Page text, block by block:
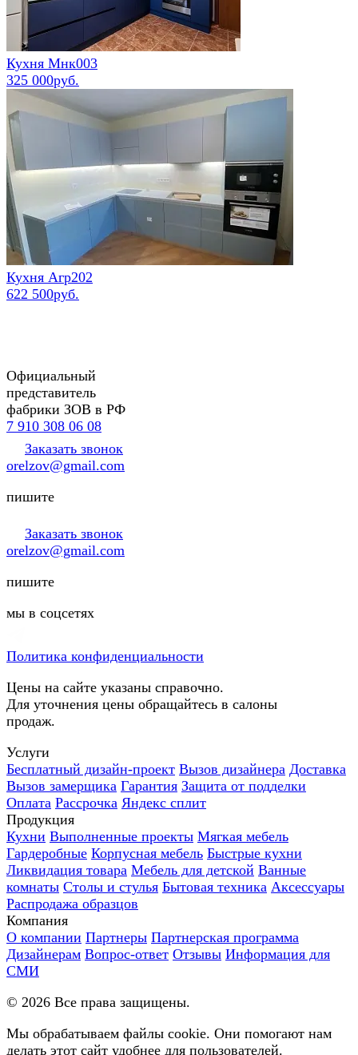
Кухня Мнк003
325 000руб.
Кухня Агр202
622 500руб.
Официальный
представитель
фабрики ЗОВ в РФ
7 910 308 06 08
Заказать звонок
orelzov@gmail.com
пишите
Заказать звонок
orelzov@gmail.com
пишите
мы в соцсетях
Политика конфиденциальности
Цены на сайте указаны справочно.
Для уточнения цены обращайтесь в салоны
продаж.
Услуги
Бесплатный дизайн-проект Вызов дизайнера Доставка
Вызов замерщика Гарантия Защита от подделки
Оплата Рассрочка Яндекс сплит
Продукция
Кухни Выполненные проекты Мягкая мебель
Гардеробные Корпусная мебель Быстрые кухни
Ликвидация товара Мебель для детской Ванные
комнаты Столы и стулья Бытовая техника Аксессуары
Распродажа образцов
Компания
О компании Партнеры Партнерская программа
Дизайнерам Вопрос-ответ Отзывы Информация для
СМИ
© 2026 Все права защищены.
Мы обрабатываем файлы cookie. Они помогают нам
делать этот сайт удобнее для пользователей.